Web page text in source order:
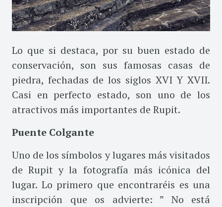
Lo que si destaca, por su buen estado de
conservación, son sus famosas casas de
piedra, fechadas de los siglos XVI Y XVII.
Casi en perfecto estado, son uno de los
atractivos más importantes de Rupit.
Puente Colgante
Uno de los símbolos y lugares más visitados
de Rupit y la fotografía más icónica del
lugar. Lo primero que encontraréis es una
inscripción que os advierte: ” No está